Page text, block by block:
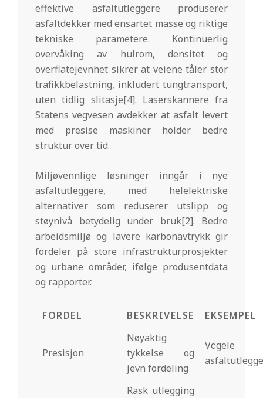
effektive asfaltutleggere produserer
asfaltdekker med ensartet masse og riktige
tekniske parametere. Kontinuerlig
overvåking av hulrom, densitet og
overflatejevnhet sikrer at veiene tåler stor
trafikkbelastning, inkludert tungtransport,
uten tidlig slitasje[4]. Laserskannere fra
Statens vegvesen avdekker at asfalt levert
med presise maskiner holder bedre
struktur over tid.
Miljøvennlige løsninger inngår i nye
asfaltutleggere, med helelektriske
alternativer som reduserer utslipp og
støynivå betydelig under bruk[2]. Bedre
arbeidsmiljø og lavere karbonavtrykk gir
fordeler på store infrastrukturprosjekter
og urbane områder, ifølge produsentdata
og rapporter.
FORDEL BESKRIVELSE EKSEMPEL
Presisjon
Nøyaktig
tykkelse og
jevn fordeling
Vögele
Rask utlegging